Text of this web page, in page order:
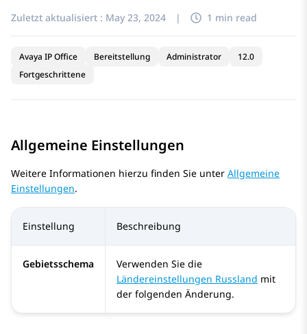
Zuletzt aktualisiert : May 23, 2024 | 1 min read
Avaya IP Office Bereitstellung Administrator
12.0
Fortgeschrittene
Allgemeine Einstellungen
Weitere Informationen hierzu finden Sie unter Allgemeine
Einstellungen.
Einstellung Beschreibung
Gebietsschema
Verwenden Sie die
Ländereinstellungen Russland mit
der folgenden Änderung.